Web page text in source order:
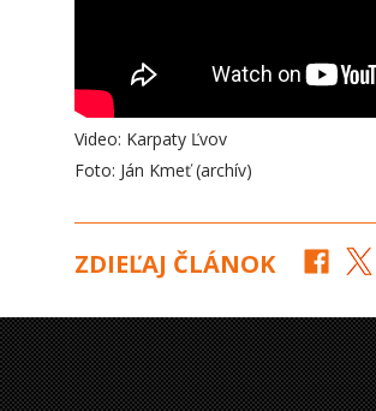
Video: Karpaty Ľvov
Foto: Ján Kmeť (archív)
ZDIEĽAJ ČLÁNOK